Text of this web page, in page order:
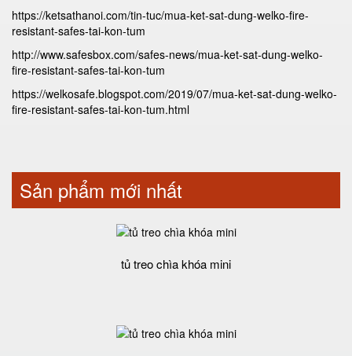
https://ketsathanoi.com/tin-tuc/mua-ket-sat-dung-welko-fire-
resistant-safes-tai-kon-tum
http://www.safesbox.com/safes-news/mua-ket-sat-dung-welko-
fire-resistant-safes-tai-kon-tum
https://welkosafe.blogspot.com/2019/07/mua-ket-sat-dung-welko-
fire-resistant-safes-tai-kon-tum.html
Sản phẩm mới nhất
tủ treo chìa khóa mini